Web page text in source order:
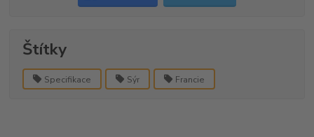
Štítky
Specifikace Sýr Francie